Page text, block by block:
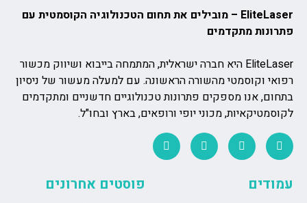
EliteLaser – מובילים את תחום הטכנולוגיה הקוסמטית עם
פתרונות מתקדמים
EliteLaser היא חברה ישראלית, המתמחה בייבוא ושיווק מכשור
רפואי וקוסמטי מהשורה הראשונה. עם למעלה מעשור של ניסיון
בתחום, אנו מספקים פתרונות טכנולוגיים חדשניים ומתקדמים
לקוסמטיקאיות, מכוני יופי ורופאים, בארץ ובחו"ל.
עמודים פוסטים אחרונים